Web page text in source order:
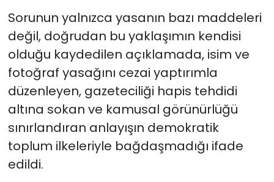
Sorunun yalnızca yasanın bazı maddeleri
değil, doğrudan bu yaklaşımın kendisi
olduğu kaydedilen açıklamada, isim ve
fotoğraf yasağını cezai yaptırımla
düzenleyen, gazeteciliği hapis tehdidi
altına sokan ve kamusal görünürlüğü
sınırlandıran anlayışın demokratik
toplum ilkeleriyle bağdaşmadığı ifade
edildi.